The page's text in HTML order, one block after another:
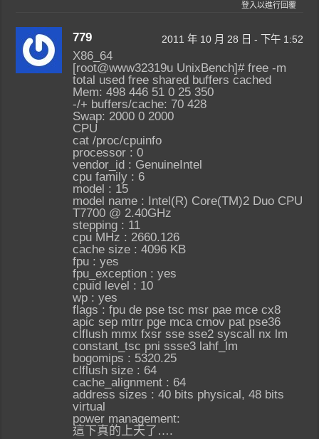
登入以進行回覆
779 2011 年 10 月 28 日 - 下午 1:52
X86_64
[root@www32319u UnixBench]# free -m
total used free shared buffers cached
Mem: 498 446 51 0 25 350
-/+ buffers/cache: 70 428
Swap: 2000 0 2000
CPU
cat /proc/cpuinfo
processor : 0
vendor_id : GenuineIntel
cpu family : 6
model : 15
model name : Intel(R) Core(TM)2 Duo CPU
T7700 @ 2.40GHz
stepping : 11
cpu MHz : 2660.126
cache size : 4096 KB
fpu : yes
fpu_exception : yes
cpuid level : 10
wp : yes
flags : fpu de pse tsc msr pae mce cx8
apic sep mtrr pge mca cmov pat pse36
clflush mmx fxsr sse sse2 syscall nx lm
constant_tsc pni ssse3 lahf_lm
bogomips : 5320.25
clflush size : 64
cache_alignment : 64
address sizes : 40 bits physical, 48 bits
virtual
power management:
這下真的上天了….